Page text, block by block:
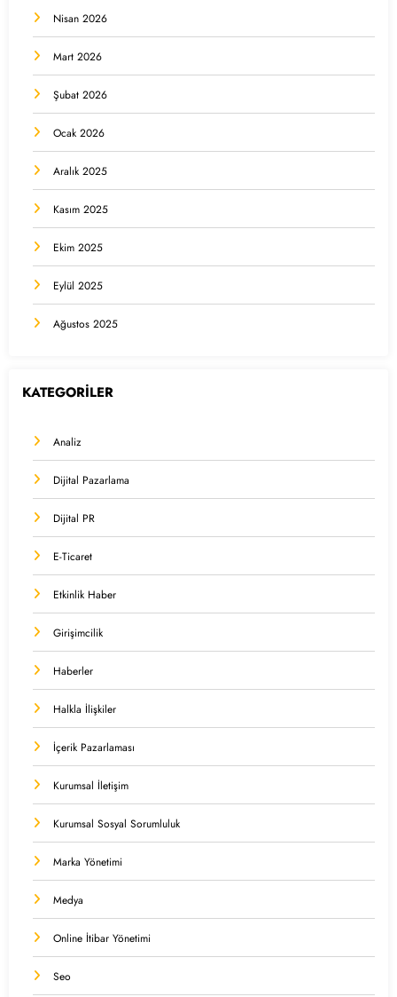
Nisan 2026
Mart 2026
Şubat 2026
Ocak 2026
Aralık 2025
Kasım 2025
Ekim 2025
Eylül 2025
Ağustos 2025
KATEGORİLER
Analiz
Dijital Pazarlama
Dijital PR
E-Ticaret
Etkinlik Haber
Girişimcilik
Haberler
Halkla İlişkiler
İçerik Pazarlaması
Kurumsal İletişim
Kurumsal Sosyal Sorumluluk
Marka Yönetimi
Medya
Online İtibar Yönetimi
Seo